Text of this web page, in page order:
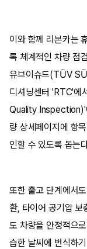
이와 함께 리본카는
록 체계적인 차량 점
유브이슈드(TÜV
디셔닝센터 'RTC'에
Quality Inspection)'
량 상세페이지에 항
인할 수 있도록 돕는
또한 출고 단계에서
환, 타이어 공기압 보
도 차량을 안정적으
습한 날씨에 번식하